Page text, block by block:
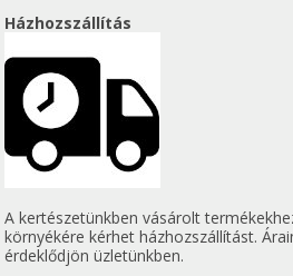
Házhozszállítás
A kertészetünkben vásárolt
környékére kérhet házhozszállítást.
érdeklődjön üzletünkben.